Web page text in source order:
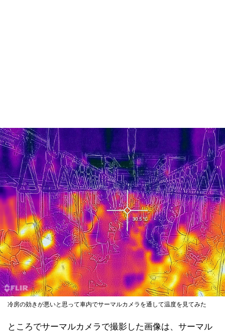
冷房の効きが悪いと思って車内でサーマルカメラを通して温度を見てみた
ところでサーマルカメラで撮影した画像は、サーマル